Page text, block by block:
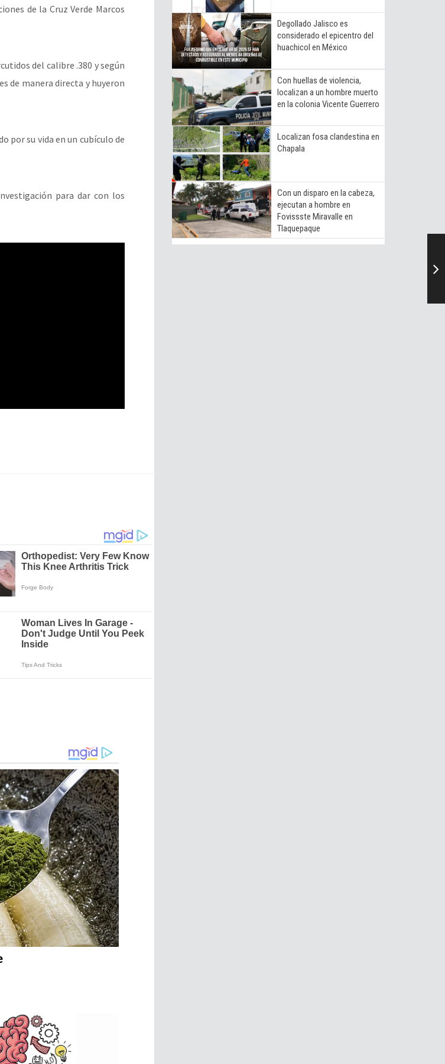
de la Cruz Verde Marcos
del calibre .380 y según
de manera directa y huyeron
por su vida en un cubículo de
para dar con los
Degollado Jalisco es
considerado el epicentro del
huachicol en México
Con huellas de violencia,
localizan a un hombre muerto
en la colonia Vicente Guerrero
Localizan fosa clandestina en
Chapala
Con un disparo en la cabeza,
ejecutan a hombre en
Fovissste Miravalle en
Tlaquepaque